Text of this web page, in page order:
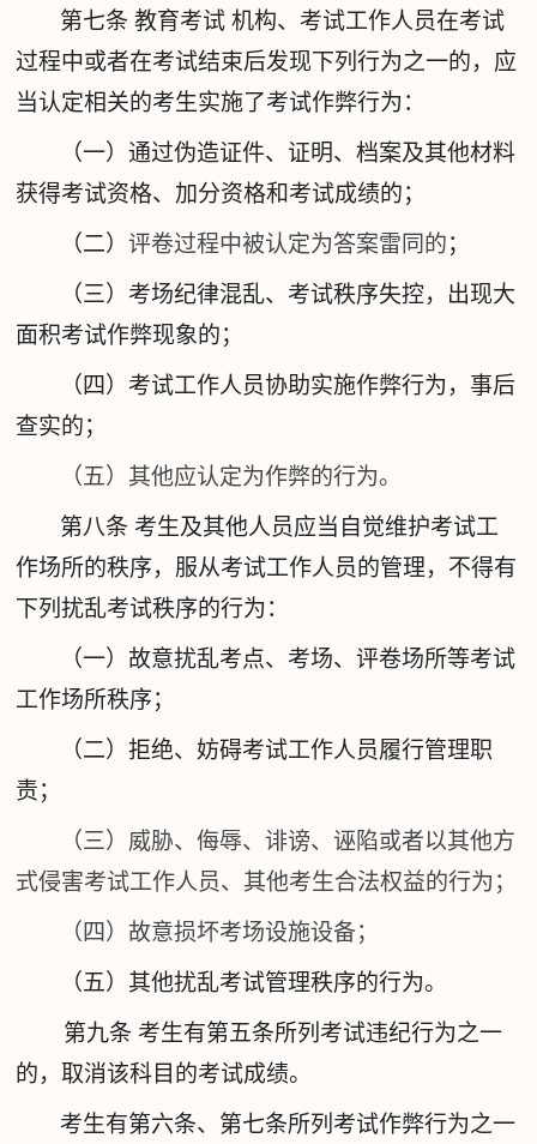
第七条 教育考试 机构、考试工作人员在考试
过程中或者在考试结束后发现下列行为之一的，应
当认定相关的考生实施了考试作弊行为：
（一）通过伪造证件、证明、档案及其他材料
获得考试资格、加分资格和考试成绩的；
（二）评卷过程中被认定为答案雷同的；
（三）考场纪律混乱、考试秩序失控，出现大
面积考试作弊现象的；
（四）考试工作人员协助实施作弊行为，事后
查实的；
（五）其他应认定为作弊的行为。
第八条 考生及其他人员应当自觉维护考试工
作场所的秩序，服从考试工作人员的管理，不得有
下列扰乱考试秩序的行为：
（一）故意扰乱考点、考场、评卷场所等考试
工作场所秩序；
（二）拒绝、妨碍考试工作人员履行管理职
责；
（三）威胁、侮辱、诽谤、诬陷或者以其他方
式侵害考试工作人员、其他考生合法权益的行为；
（四）故意损坏考场设施设备；
（五）其他扰乱考试管理秩序的行为。
第九条 考生有第五条所列考试违纪行为之一
的，取消该科目的考试成绩。
考生有第六条、第七条所列考试作弊行为之一